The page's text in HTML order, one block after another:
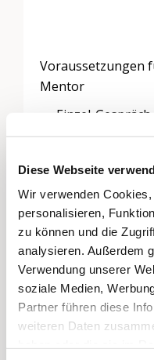
Diese Webseite
Wir verwenden
personalisieren,
zu können und die
analysieren. Außerdem
Verwendung unserer
soziale Medien,
Partner führen diese
weiteren Daten
Voraussetzungen
Mentor
Einzel-
Sonderprivat-
(Prävention
Teilnahme am
Männerseminar
Bereitschaft,
Mentoren-
Wildniscamp
Vier